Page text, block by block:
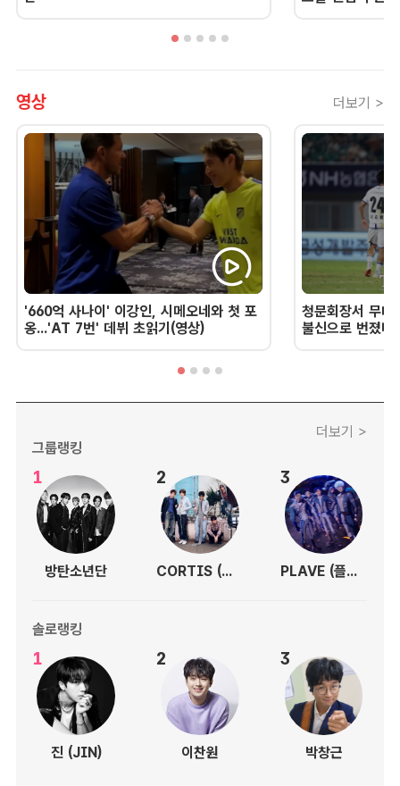
영상 더보기 >
'660억 사나이' 이강인, 시메오네와 첫 포
옹...'AT 7번' 데뷔 초읽기(영상)
청문회장서 무너
불신으로 번졌
더보기 >
그룹랭킹
1
방탄소년단
2
CORTIS (코르티스)
3
PLAVE (플레이브)
솔로랭킹
1
진 (JIN)
2
이찬원
3
박창근